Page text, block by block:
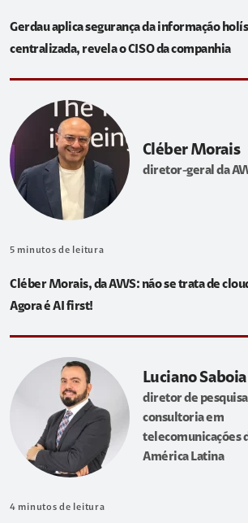
Gerdau aplica segurança da informação
centralizada, revela o CISO da companhia
Cléber Morais
diretor-geral da
5 minutos de leitura
Cléber Morais, da AWS: não se trata de
Agora é AI first!
Luciano Saboia
diretor de
consultoria em
telecomunicações
América Latina
4 minutos de leitura